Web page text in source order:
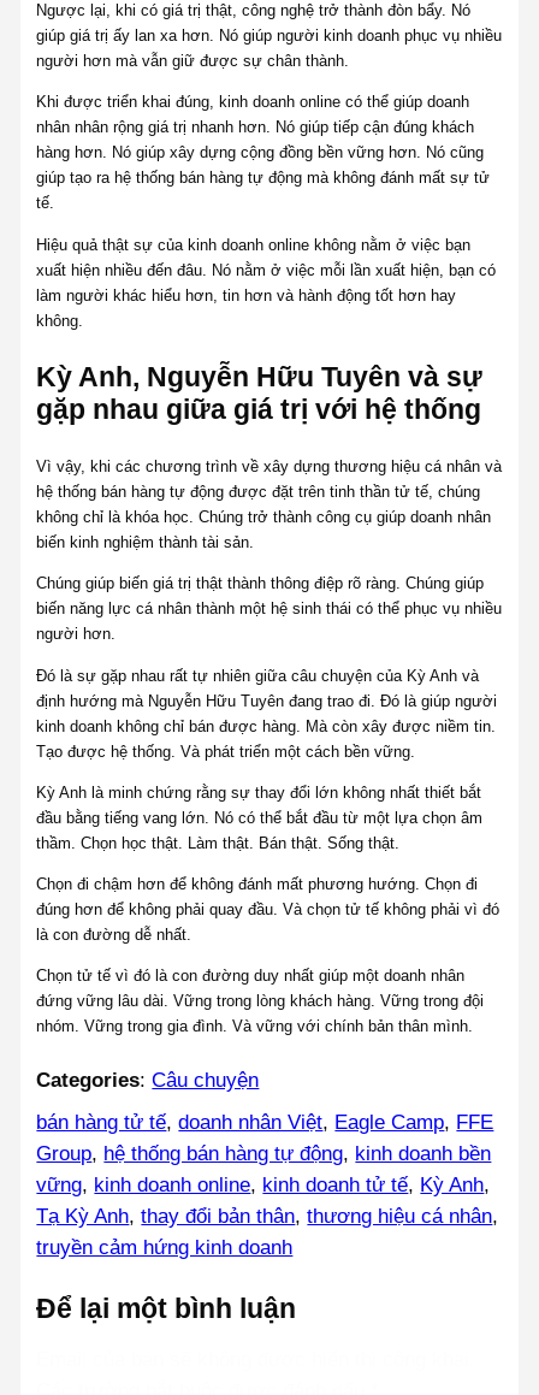
Ngược lại, khi có giá trị thật, công nghệ trở thành đòn bẩy. Nó
giúp giá trị ấy lan xa hơn. Nó giúp người kinh doanh phục vụ nhiều
người hơn mà vẫn giữ được sự chân thành.
Khi được triển khai đúng, kinh doanh online có thể giúp doanh
nhân nhân rộng giá trị nhanh hơn. Nó giúp tiếp cận đúng khách
hàng hơn. Nó giúp xây dựng cộng đồng bền vững hơn. Nó cũng
giúp tạo ra hệ thống bán hàng tự động mà không đánh mất sự tử
tế.
Hiệu quả thật sự của kinh doanh online không nằm ở việc bạn
xuất hiện nhiều đến đâu. Nó nằm ở việc mỗi lần xuất hiện, bạn có
làm người khác hiểu hơn, tin hơn và hành động tốt hơn hay
không.
Kỳ Anh, Nguyễn Hữu Tuyên và sự
gặp nhau giữa giá trị với hệ thống
Vì vậy, khi các chương trình về xây dựng thương hiệu cá nhân và
hệ thống bán hàng tự động được đặt trên tinh thần tử tế, chúng
không chỉ là khóa học. Chúng trở thành công cụ giúp doanh nhân
biến kinh nghiệm thành tài sản.
Chúng giúp biến giá trị thật thành thông điệp rõ ràng. Chúng giúp
biến năng lực cá nhân thành một hệ sinh thái có thể phục vụ nhiều
người hơn.
Đó là sự gặp nhau rất tự nhiên giữa câu chuyện của Kỳ Anh và
định hướng mà Nguyễn Hữu Tuyên đang trao đi. Đó là giúp người
kinh doanh không chỉ bán được hàng. Mà còn xây được niềm tin.
Tạo được hệ thống. Và phát triển một cách bền vững.
Kỳ Anh là minh chứng rằng sự thay đổi lớn không nhất thiết bắt
đầu bằng tiếng vang lớn. Nó có thể bắt đầu từ một lựa chọn âm
thầm. Chọn học thật. Làm thật. Bán thật. Sống thật.
Chọn đi chậm hơn để không đánh mất phương hướng. Chọn đi
đúng hơn để không phải quay đầu. Và chọn tử tế không phải vì đó
là con đường dễ nhất.
Chọn tử tế vì đó là con đường duy nhất giúp một doanh nhân
đứng vững lâu dài. Vững trong lòng khách hàng. Vững trong đội
nhóm. Vững trong gia đình. Và vững với chính bản thân mình.
Categories:Câu chuyện
bán hàng tử tế, doanh nhân Việt, Eagle Camp, FFE
Group, hệ thống bán hàng tự động, kinh doanh bền
vững, kinh doanh online, kinh doanh tử tế, Kỳ Anh
Tạ Kỳ Anh, thay đổi bản thân, thương hiệu cá nhân
truyền cảm hứng kinh doanh
Để lại một bình luận